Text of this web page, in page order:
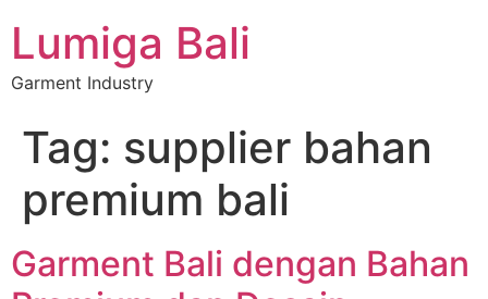
Lumiga Bali
Garment Industry
Tag: supplier bahan
premium bali
Garment Bali dengan Bahan